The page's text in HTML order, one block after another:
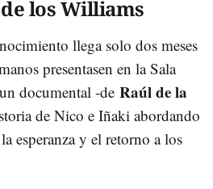
los Williams
llega solo dos meses
presentasen en la Sala
documental -de Raúl de la
de Nico e Iñaki abordando
esperanza y el retorno a los